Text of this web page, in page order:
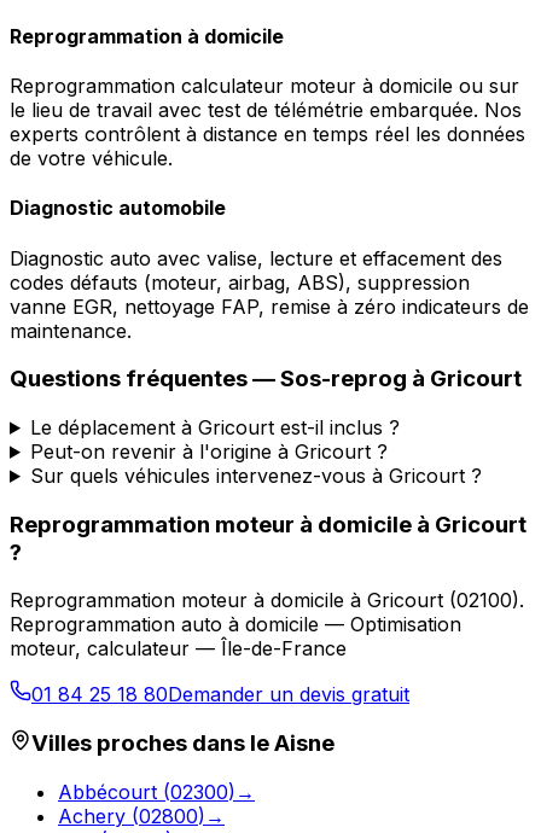
Reprogrammation à domicile
Reprogrammation calculateur moteur à domicile ou sur
le lieu de travail avec test de télémétrie embarquée. Nos
experts contrôlent à distance en temps réel les données
de votre véhicule.
Diagnostic automobile
Diagnostic auto avec valise, lecture et effacement des
codes défauts (moteur, airbag, ABS), suppression
vanne EGR, nettoyage FAP, remise à zéro indicateurs de
maintenance.
Questions fréquentes —Sos-reprog à Gricourt
Le déplacement à Gricourt est-il inclus ?
Peut-on revenir à l'origine à Gricourt ?
Sur quels véhicules intervenez-vous à Gricourt ?
Reprogrammation moteur à domicile à Gricourt
?
Reprogrammation moteur à domicile à Gricourt (02100).
Reprogrammation auto à domicile — Optimisation
moteur, calculateur — Île-de-France
01 84 25 18 80Demander un devis gratuit
Villes proches dans leAisne
Abbécourt (02300) →
Achery (02800) →